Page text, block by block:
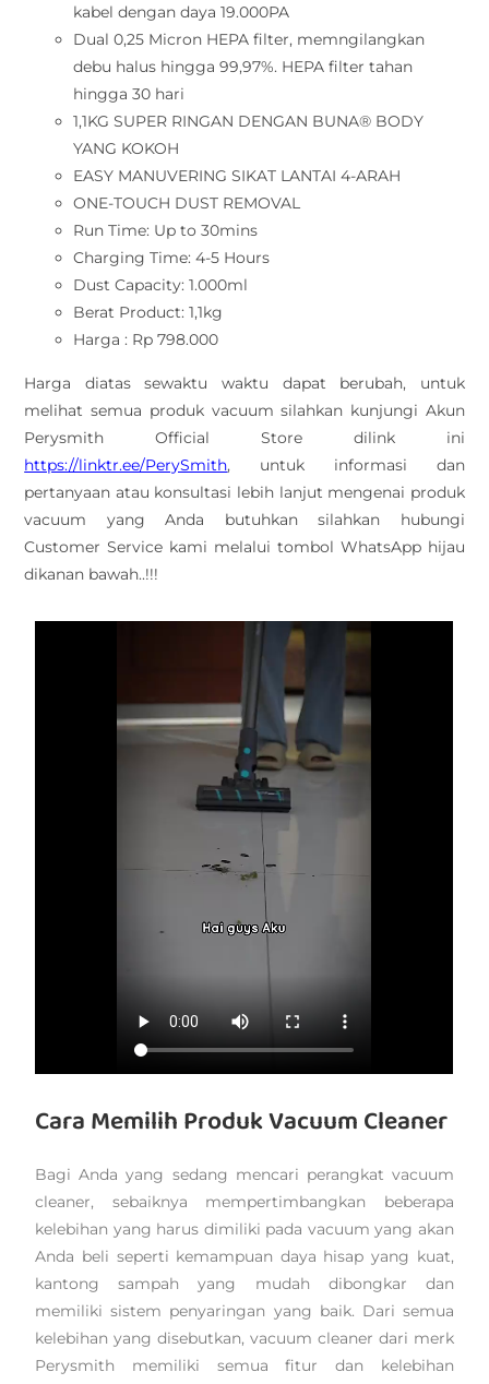
kabel dengan daya 19.000PA
Dual 0,25 Micron HEPA filter, memngilangkan
debu halus hingga 99,97%. HEPA filter tahan
hingga 30 hari
1,1KG SUPER RINGAN DENGAN BUNA® BODY
YANG KOKOH
EASY MANUVERING SIKAT LANTAI 4-ARAH
ONE-TOUCH DUST REMOVAL
Run Time: Up to 30mins
Charging Time: 4-5 Hours
Dust Capacity: 1.000ml
Berat Product: 1,1kg
Harga : Rp 798.000
Harga diatas sewaktu waktu dapat berubah, untuk
melihat semua produk vacuum silahkan kunjungi Akun
Perysmith Official Store dilink ini
https://linktr.ee/PerySmith, untuk informasi dan
pertanyaan atau konsultasi lebih lanjut mengenai produk
vacuum yang Anda butuhkan silahkan hubungi
Customer Service kami melalui tombol WhatsApp hijau
dikanan bawah..!!!
Cara Memilih Produk Vacuum Cleaner
Bagi Anda yang sedang mencari perangkat vacuum
cleaner, sebaiknya mempertimbangkan beberapa
kelebihan yang harus dimiliki pada vacuum yang akan
Anda beli seperti kemampuan daya hisap yang kuat,
kantong sampah yang mudah dibongkar dan
memiliki sistem penyaringan yang baik. Dari semua
kelebihan yang disebutkan, vacuum cleaner dari merk
Perysmith memiliki semua fitur dan kelebihan